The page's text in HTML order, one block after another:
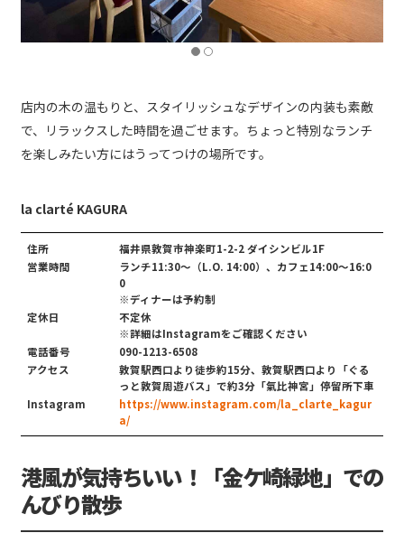
店内の木の温もりと、スタイリッシュなデザインの内装も素敵
で、リラックスした時間を過ごせます。ちょっと特別なランチ
を楽しみたい方にはうってつけの場所です。
la clarté KAGURA
住所
福井県敦賀市神楽町1-2-2 ダイシンビル1F
営業時間
ランチ11:30～（L.O. 14:00）、カフェ14:00〜16:0
0
※ディナーは予約制
定休日
不定休
※詳細はInstagramをご確認ください
電話番号
090-1213-6508
アクセス
敦賀駅西口より徒歩約15分、敦賀駅西口より「ぐる
っと敦賀周遊バス」で約3分「氣比神宮」停留所下車
Instagram
https://www.instagram.com/la_clarte_kagur
a/
港風が気持ちいい！「金ケ崎緑地」での
んびり散歩